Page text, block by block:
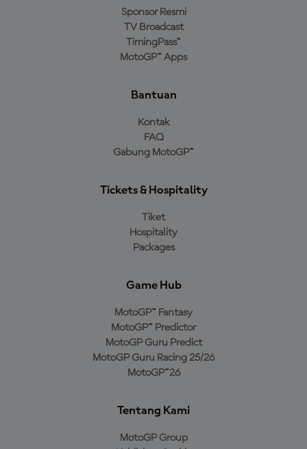
Sponsor Resmi
TV Broadcast
TimingPass™
MotoGP™ Apps
Bantuan
Kontak
FAQ
Gabung MotoGP™
Tickets & Hospitality
Tiket
Hospitality
Packages
Game Hub
MotoGP™ Fantasy
MotoGP™ Predictor
MotoGP Guru Predict
MotoGP Guru Racing 25/26
MotoGP™26
Tentang Kami
MotoGP Group